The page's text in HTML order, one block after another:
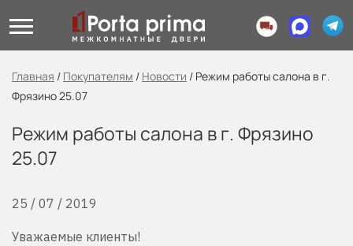
Главная / Покупателям / Новости / Режим работы салона в г.
Фрязино 25.07
Режим работы салона в г. Фрязино
25.07
25 / 07 / 2019
Уважаемые клиенты!